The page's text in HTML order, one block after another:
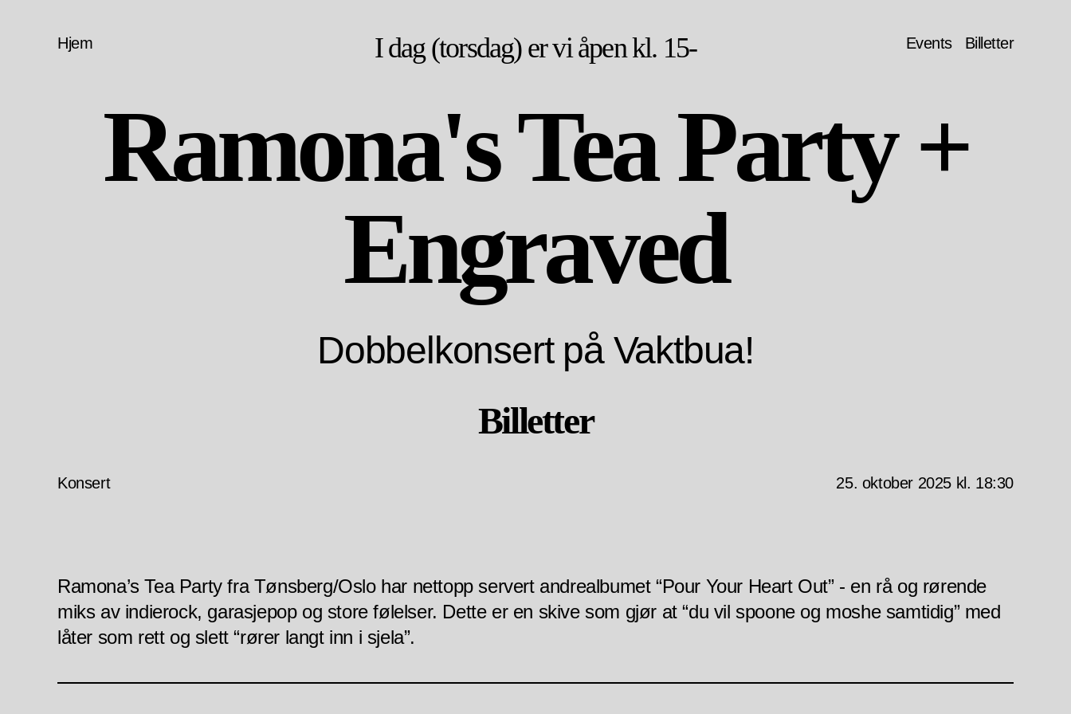
Hjem I dag (torsdag) er vi åpen kl. 15- Events Billetter
Ramona's Tea Party +
Engraved
Dobbelkonsert på Vaktbua!
Billetter
Konsert 25. oktober 2025 kl. 18:30
Ramona’s Tea Party fra Tønsberg/Oslo har nettopp servert andrealbumet “Pour Your Heart Out” - en rå og rørende
miks av indierock, garasjepop og store følelser. Dette er en skive som gjør at “du vil spoone og moshe samtidig” med
låter som rett og slett “rører langt inn i sjela”.